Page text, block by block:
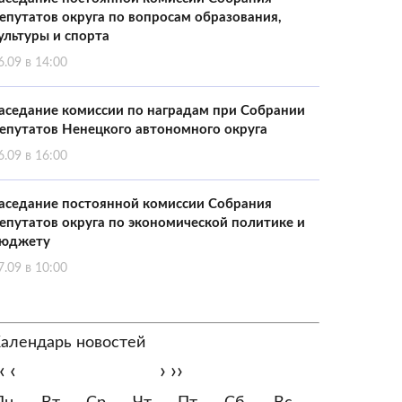
округа по вопросам образования,
и спорта
в 14:00
комиссии по наградам при Собрании
Ненецкого автономного округа
в 16:00
постоянной комиссии Собрания
округа по экономической политике и
в 10:00
новостей
‹ › ››